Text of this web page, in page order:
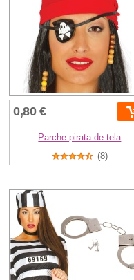
0,80 €
Parche pirata de tela
(8)